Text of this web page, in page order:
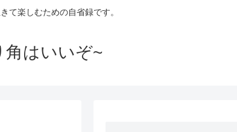
て楽しむための自省録です。
角はいいぞ~